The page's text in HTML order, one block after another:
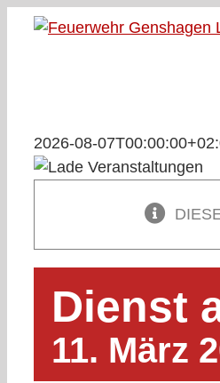
Zum
2026-08-
Dienst
11. März